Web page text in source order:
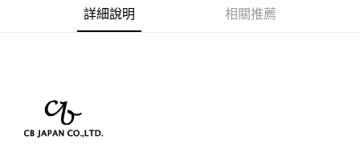
3.實際核准額度、可分期數及費用金額請依後續交易確認頁面所載為準。
4.訂單成立30分鐘內，如未前往確認交易或遇審核未通過，訂單將自動取
消。如遇「轉專審核」未通過狀況，表示未達大哥付你分期系統評分，恕無
2.透過簡訊連結打開帳單後，可選擇「超商條碼／台灣大直營門市／銀行轉
帳／街口支付／iPASS MONEY」等通路繳費。
１．於結帳方式選擇「AFTEE先享後付」後，將跳轉至「AFTEE先享後付」
結帳頁面，進行簡訊認證並確認金額後，即可完成結帳。
２．訂單成立數日內，您將收到繳費通知簡訊。
付款後7-11取貨
每筆NT$70，滿NT$899(含以上)免運費
詳細說明 相關推薦